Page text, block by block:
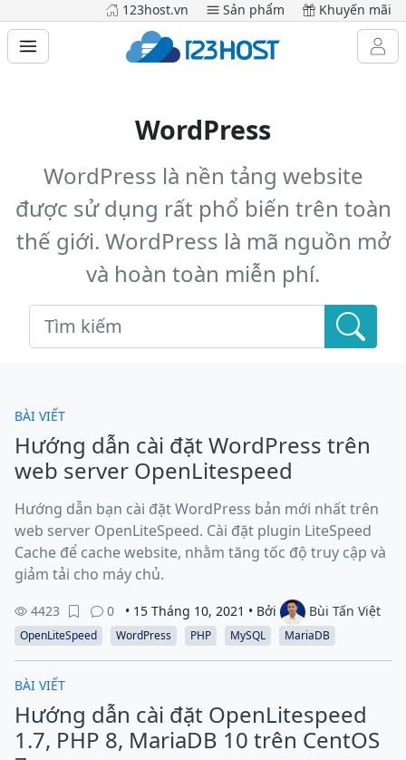
123host.vn Sản phẩm Khuyến mãi
WordPress
WordPress là nền tảng website
được sử dụng rất phổ biến trên toàn
thế giới. WordPress là mã nguồn mở
và hoàn toàn miễn phí.
BÀI VIẾT
Hướng dẫn cài đặt WordPress trên
web server OpenLitespeed
Hướng dẫn bạn cài đặt WordPress bản mới nhất trên
web server OpenLiteSpeed. Cài đặt plugin LiteSpeed
Cache để cache website, nhằm tăng tốc độ truy cập và
giảm tải cho máy chủ.
4423 0 • 15 Tháng 10, 2021 • Bởi Bùi Tấn Việt
OpenLiteSpeed WordPress PHP MySQL MariaDB
BÀI VIẾT
Hướng dẫn cài đặt OpenLitespeed
1.7, PHP 8, MariaDB 10 trên CentOS